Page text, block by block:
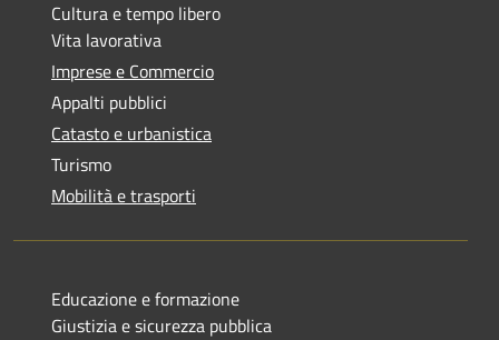
Cultura e tempo libero
Vita lavorativa
Imprese e Commercio
Appalti pubblici
Catasto e urbanistica
Turismo
Mobilità e trasporti
Educazione e formazione
Giustizia e sicurezza pubblica